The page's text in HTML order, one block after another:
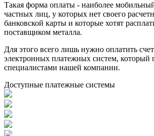
Такая форма оплаты - наиболее
частных лиц, у которых нет своего
банковской карты и которые хотят
поставщиком металла.
Для этого всего лишь нужно оплатить
электронных платежных систем, который
специалистами нашей компании.
Доступные платежные системы